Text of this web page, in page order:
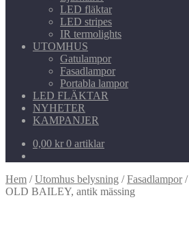
LED fläktar
LED stripes
IR termolights
UTOMHUS
Gatulampor
Fasadlampor
Portabla lampor
LED FLÄKTAR
NYHETER
KAMPANJER
0,00 kr 0 artiklar
Hem /Utomhus belysning /Fasadlampor/
OLD BAILEY, antik mässing